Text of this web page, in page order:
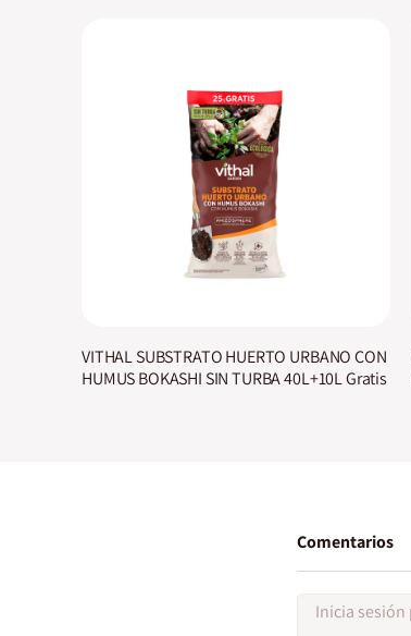
VITHAL SUBSTRATO HUERTO URBANO CON
HUMUS BOKASHI SIN TURBA 40L+10L Gratis
Comentarios